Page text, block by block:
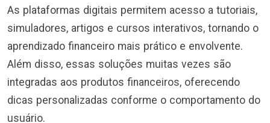
As plataformas digitais permitem acesso a tutoriais,
simuladores, artigos e cursos interativos, tornando o
aprendizado financeiro mais prático e envolvente.
Além disso, essas soluções muitas vezes são
integradas aos produtos financeiros, oferecendo
dicas personalizadas conforme o comportamento do
usuário.